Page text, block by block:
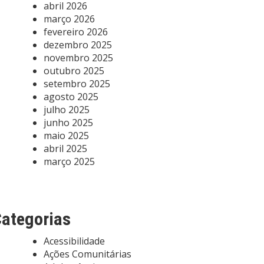
abril 2026
março 2026
fevereiro 2026
dezembro 2025
novembro 2025
outubro 2025
setembro 2025
agosto 2025
julho 2025
junho 2025
maio 2025
abril 2025
março 2025
Acessibilidade
Ações Comunitárias